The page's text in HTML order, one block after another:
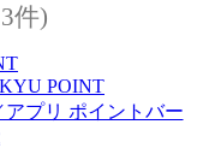
件)
POINT
プリ ポイントバー